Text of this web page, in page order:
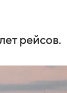
рейсов.